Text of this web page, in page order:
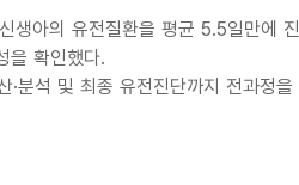
생아의 유전질환을 평균 5.5일만에
을 확인했다.
석 및 최종 유전진단까지 전과정을